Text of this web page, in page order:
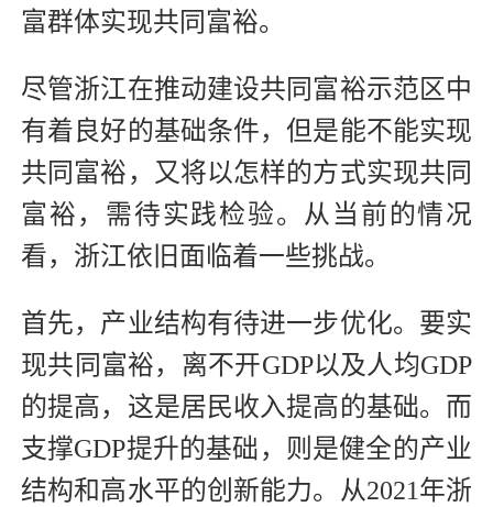
富群体实现共同富裕。
尽管浙江在推动建设共同富裕示范区中
有着良好的基础条件，但是能不能实现
共同富裕，又将以怎样的方式实现共同
富裕，需待实践检验。从当前的情况
看，浙江依旧面临着一些挑战。
首先，产业结构有待进一步优化。要实
现共同富裕，离不开GDP以及人均GDP
的提高，这是居民收入提高的基础。而
支撑GDP提升的基础，则是健全的产业
结构和高水平的创新能力。从2021年浙